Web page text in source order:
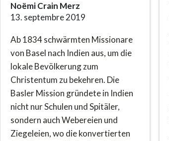
Noëmi Crain Merz
13. septembre 2019
Ab 1834 schwärmten Missionare
von Basel nach Indien aus, um die
lokale Bevölkerung zum
Christentum zu bekehren. Die
Basler Mission gründete in Indien
nicht nur Schulen und Spitäler,
sondern auch Webereien und
Ziegeleien, wo die konvertierten